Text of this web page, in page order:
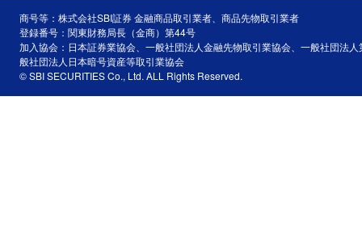
商号等：株式会社SBI証券 金融商品取引業者、商品先物取引業者
登録番号：関東財務局長（金商）第44号
加入協会：日本証券業協会、一般社団法人金融先物取引業協会、一般社団法
般社団法人日本暗号資産等取引業協会
© SBI SECURITIES Co., Ltd. ALL Rights Reserved.